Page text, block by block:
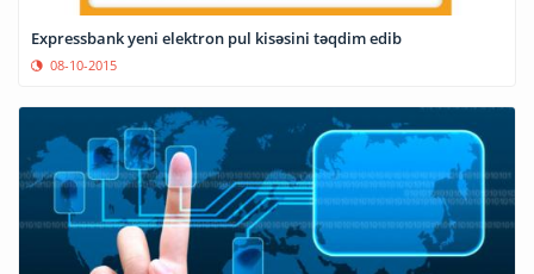
Expressbank yeni elektron pul kisəsini təqdim edib
08-10-2015